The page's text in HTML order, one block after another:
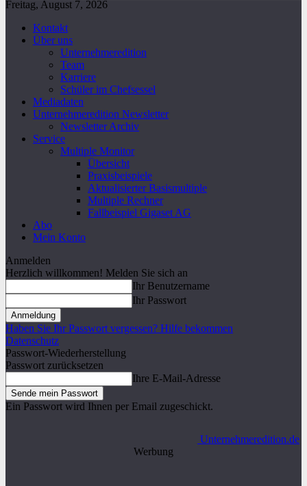
Freitag, August 7, 2026
Kontakt
Über uns
Unternehmeredition
Team
Karriere
Schüler im Chefsessel
Mediadaten
Unternehmeredition Newsletter
Newsletter Archiv
Service
Multiple Monitor
Übersicht
Praxisbeispiele
Aktualisierter Basismultiple
Multiple Rechner
Fallbeispiel Gigaset AG
Abo
Mein Konto
Anmelden
Herzlich willkommen! Melden Sie sich an
Ihr Benutzername
Ihr Passwort
Haben Sie Ihr Passwort vergessen? Hilfe bekommen
Datenschutz
Passwort-Wiederherstellung
Passwort zurücksetzen
Ihre E-Mail-Adresse
Ein Passwort wird Ihnen per Email zugeschickt.
Unternehmeredition.de
Werbung